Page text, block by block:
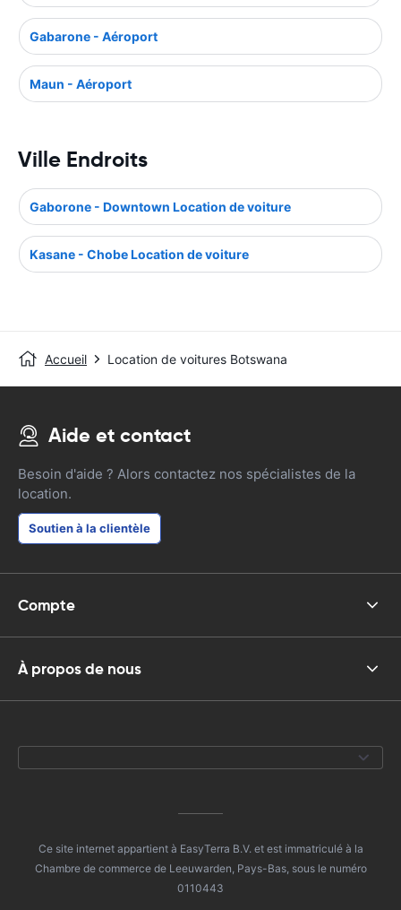
Gabarone - Aéroport
Maun - Aéroport
Ville Endroits
Gaborone - Downtown Location de voiture
Kasane - Chobe Location de voiture
Accueil Location de voitures Botswana
Aide et contact
Besoin d'aide ? Alors contactez nos spécialistes de la
location.
Soutien à la clientèle
Compte
À propos de nous
Ce site internet appartient à EasyTerra B.V. et est immatriculé à la
Chambre de commerce de Leeuwarden, Pays-Bas, sous le numéro
0110443